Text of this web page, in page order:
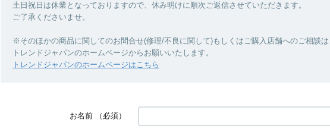
土日祝日は休業となっておりますので、休み明けに順次ご返信させていただきます。
ご了承くださいませ。
※そのほかの商品に関してのお問合せ(修理/不良に関して)もしくはご購入店舗へのご相談
トレンドジャパンのホームページからお願いいたします。
トレンドジャパンのホームページはこちら
お名前 （必須）